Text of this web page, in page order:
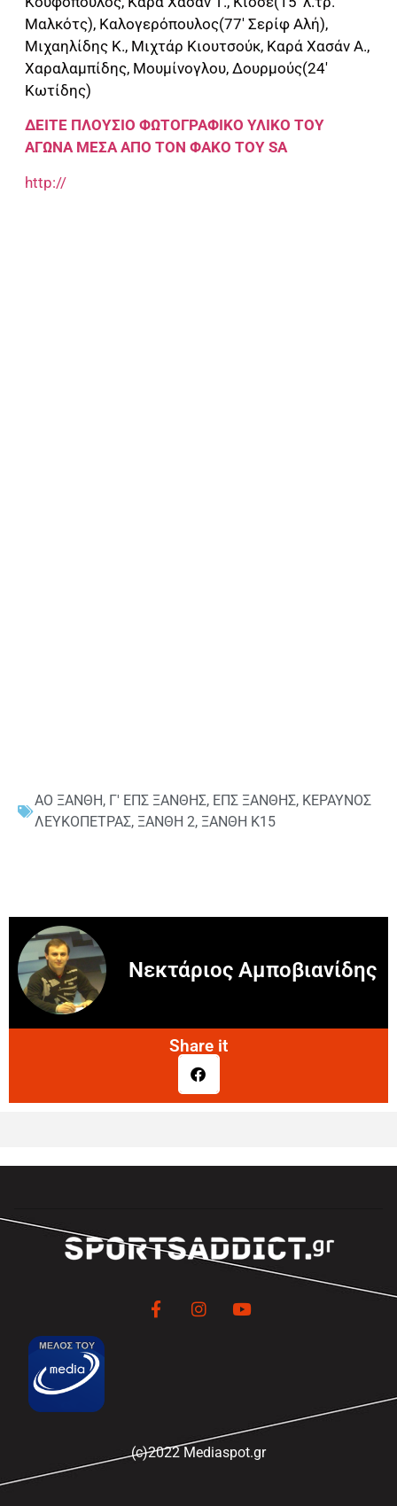
Μαλκότς), Καλογερόπουλος(77′ Σερίφ Αλή),
Μιχαηλίδης Κ., Μιχτάρ Κιουτσούκ, Καρά Χασάν Α.,
Χαραλαμπίδης, Μουμίνογλου, Δουρμούς(24′
Κωτίδης)
ΔΕΙΤΕ ΠΛΟΥΣΙΟ ΦΩΤΟΓΡΑΦΙΚΟ ΥΛΙΚΟ ΤΟΥ
ΑΓΩΝΑ ΜΕΣΑ ΑΠΟ ΤΟΝ ΦΑΚΟ ΤΟΥ SA
http://
ΑΟ ΞΑΝΘΗ, Γ' ΕΠΣ ΞΑΝΘΗΣ, ΕΠΣ ΞΑΝΘΗΣ, ΚΕΡΑΥΝΟΣ
ΛΕΥΚΟΠΕΤΡΑΣ, ΞΑΝΘΗ 2, ΞΑΝΘΗ Κ15
Νεκτάριος Αμποβιανίδης
Share it
(c)2022 Mediaspot.gr